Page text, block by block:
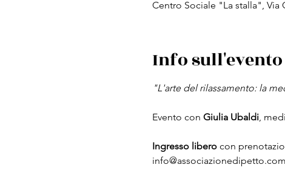
Centro Sociale "La stalla", Via
Info sull'evento
"L'arte del rilassamento: la
Evento con Giulia Ubaldi,
Ingresso libero con
info@associazionedipetto.com